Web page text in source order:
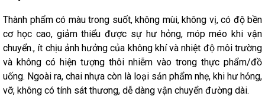
Thành phẩm có màu trong suốt, không mùi, không vị, có độ bền
cơ học cao, giảm thiểu được sự hư hỏng, móp méo khi vận
chuyển., ít chịu ảnh hưởng của không khí và nhiệt độ môi trường
và không có hiện tượng thôi nhiễm vào trong thực phẩm/đồ
uống. Ngoài ra, chai nhựa còn là loại sản phẩm nhẹ, khi hư hỏng,
vỡ, không có tính sát thương, dễ dàng vận chuyển đường dài.